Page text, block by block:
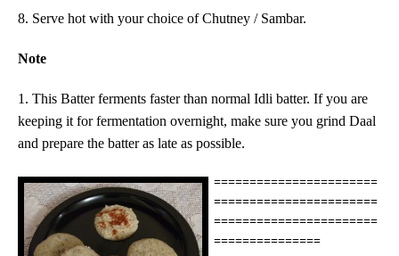
8. Serve hot with your choice of Chutney / Sambar.
Note
1. This Batter ferments faster than normal Idli batter. If you are
keeping it for fermentation overnight, make sure you grind Daal
and prepare the batter as late as possible.
=======================
=======================
=======================
===============